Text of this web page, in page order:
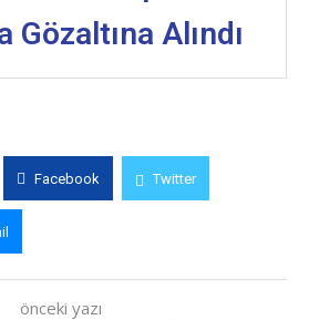
Gözaltına Alındı
Facebook Twitter
önceki yazı